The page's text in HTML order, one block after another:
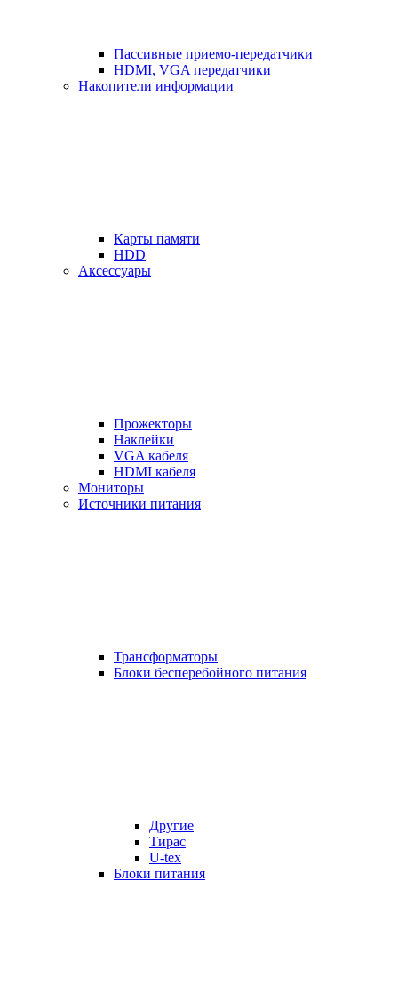
Пассивные приемо-передатчики
HDMI, VGA передатчики
Накопители информации
Карты памяти
HDD
Аксессуары
Прожекторы
Наклейки
VGA кабеля
HDMI кабеля
Мониторы
Источники питания
Трансформаторы
Блоки бесперебойного питания
Другие
Тирас
U-tex
Блоки питания